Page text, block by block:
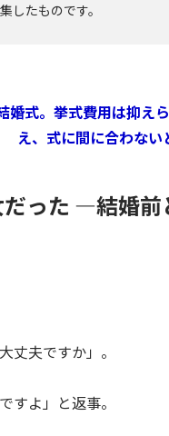
したものです。
婚式。挙式費用は抑
え、式に間に合わな
った ―結婚
丈夫ですか」。
すよ」と返事。